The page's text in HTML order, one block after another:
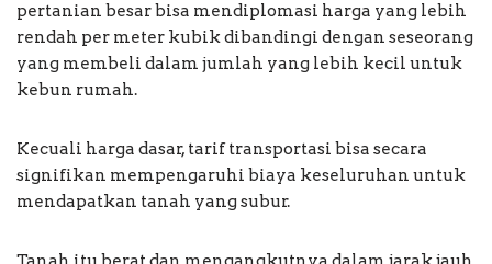
pertanian besar bisa mendiplomasi harga yang lebih
rendah per meter kubik dibandingi dengan seseorang
yang membeli dalam jumlah yang lebih kecil untuk
kebun rumah.
Kecuali harga dasar, tarif transportasi bisa secara
signifikan mempengaruhi biaya keseluruhan untuk
mendapatkan tanah yang subur.